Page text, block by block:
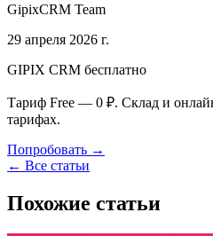
GipixCRM Team
29 апреля 2026 г.
GIPIX CRM бесплатно
Тариф Free — 0 ₽. Склад и
тарифах.
Попробовать →
← Все статьи
Похожие статьи